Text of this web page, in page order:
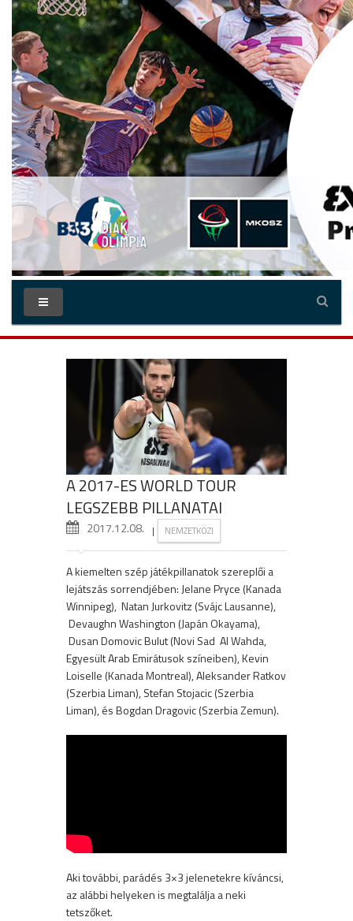
A 2017-ES WORLD TOUR
LEGSZEBB PILLANATAI
2017.12.08. | NEMZETKÖZI
A kiemelten szép játékpillanatok szereplői a
lejátszás sorrendjében: Jelane Pryce (Kanada
Winnipeg), Natan Jurkovitz (Svájc Lausanne),
Devaughn Washington (Japán Okayama),
Dusan Domovic Bulut (Novi Sad Al Wahda,
Egyesült Arab Emirátusok színeiben), Kevin
Loiselle (Kanada Montreal), Aleksander Ratkov
(Szerbia Liman), Stefan Stojacic (Szerbia
Liman), és Bogdan Dragovic (Szerbia Zemun).
Aki további, parádés 3×3 jelenetekre kíváncsi,
az alábbi helyeken is megtalálja a neki
tetszőket.